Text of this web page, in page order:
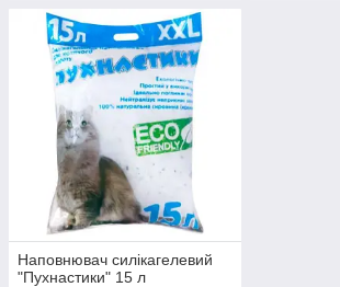
Наповнювач силікагелевий
"Пухнастики" 15 л